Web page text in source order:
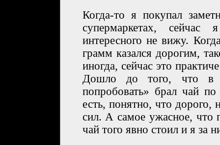
Когда-то я покупал
супермаркетах,
интересного не вижу.
грамм казался дорогим,
иногда, сейчас это
Дошло до того, что в
попробовать» брал чай
есть, понятно, что дорого,
сил. А самое ужасное, что
чай того явно стоил и я за